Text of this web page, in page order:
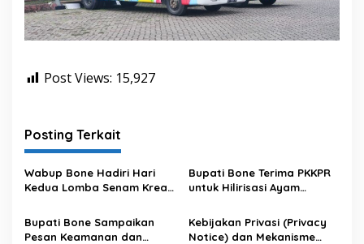
Post Views: 15,927
Posting Terkait
Wabup Bone Hadiri Hari
Kedua Lomba Senam Kreasi
Bupati Bone Terima PKKPR
untuk Hilirisasi Ayam
Bupati Bone Sampaikan
Pesan Keamanan dan
Kebijakan Privasi (Privacy
Notice) dan Mekanisme